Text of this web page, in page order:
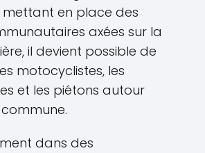
mettant en place des
axées sur la
il devient possible de
motocyclistes, les
et les piétons autour
dans des